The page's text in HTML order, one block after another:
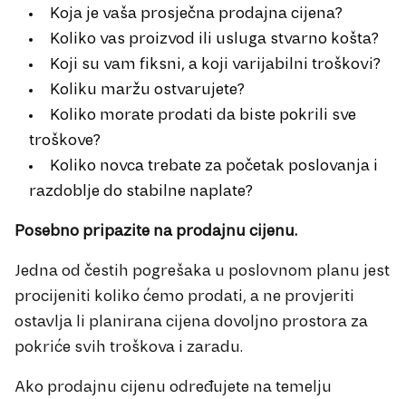
Koja je vaša prosječna prodajna cijena?
Koliko vas proizvod ili usluga stvarno košta?
Koji su vam fiksni, a koji varijabilni troškovi?
Koliku maržu ostvarujete?
Koliko morate prodati da biste pokrili sve
troškove?
Koliko novca trebate za početak poslovanja i
razdoblje do stabilne naplate?
Posebno pripazite na prodajnu cijenu.
Jedna od čestih pogrešaka u poslovnom planu jest
procijeniti koliko ćemo prodati, a ne provjeriti
ostavlja li planirana cijena dovoljno prostora za
pokriće svih troškova i zaradu.
Ako prodajnu cijenu određujete na temelju